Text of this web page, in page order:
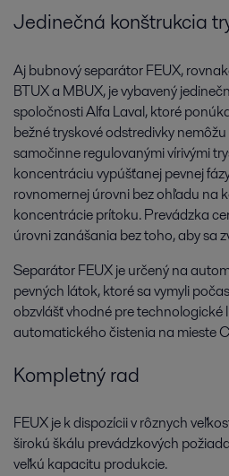
Jedinečná konštrukcia
Aj bubnový separátor FEUX,
BTUX a MBUX, je vybavený
spoločnosti Alfa Laval, ktoré
bežné tryskové odstredivky
samočinne regulovanými vírivými
koncentráciu vypúšťanej pevnej
rovnomernej úrovni bez ohľadu na
koncentrácie prítoku. Prevádzka
úrovni zanášania bez toho, aby sa
Separátor FEUX je určený na
pevných látok, ktoré sa vymyli
obzvlášť vhodné pre technologické
automatického čistenia na mieste
Kompletný rad
FEUX je k dispozícii v rôznych
širokú škálu prevádzkových
veľkú kapacitu produkcie.